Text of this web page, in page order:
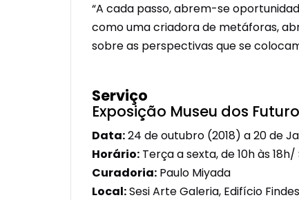
“A cada passo, abrem-se
como uma criadora de metáforas,
sobre as perspectivas que se
Serviço
Exposição Museu dos
Data:24 de outubro (2018) a 20 de
Horário: Terça a sexta, de 10h às
Curadoria: Paulo Miyada
Local:Sesi Arte Galeria, Edifício